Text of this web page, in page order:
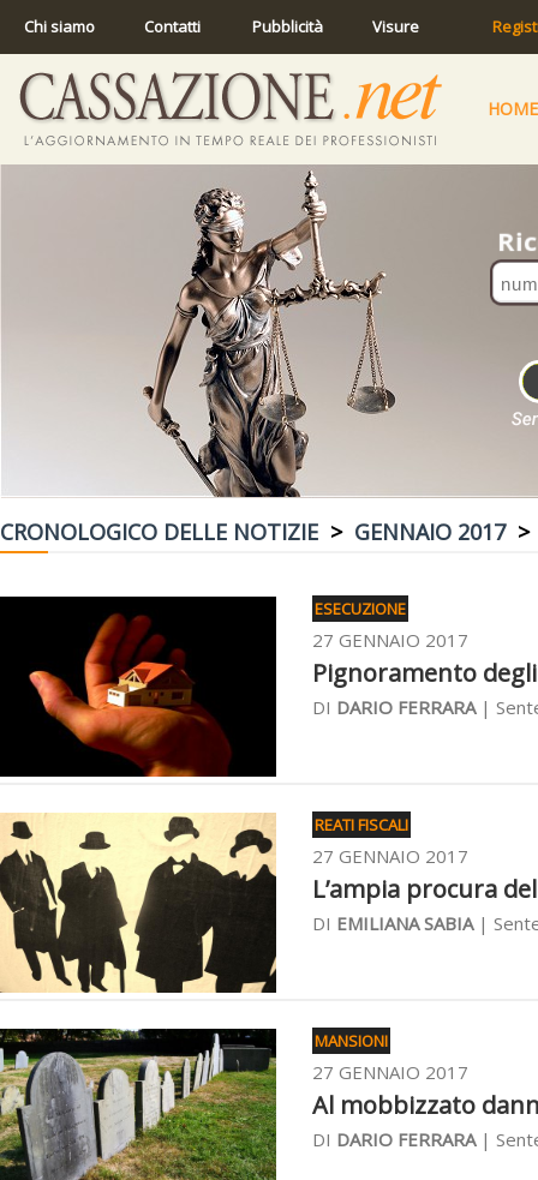
Chi siamo Contatti Pubblicità Visure
HOME
CRONOLOGICO DELLE NOTIZIE > GENNAIO 2017>
ESECUZIONE
27 GENNAIO 2017
Pignoramento
DI DARIO FERRARA|
REATI FISCALI
27 GENNAIO 2017
L’ampia procura
DI EMILIANA SABIA|
MANSIONI
27 GENNAIO 2017
Al mobbizzato
DI DARIO FERRARA|